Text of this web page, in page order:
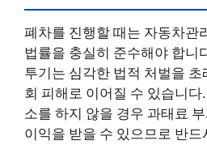
폐차를 진행할 때는 자동차관
법률을 충실히 준수해야 합니
투기는 심각한 법적 처벌을
회 피해로 이어질 수 있습니다
소를 하지 않을 경우 과태료
이익을 받을 수 있으므로 반